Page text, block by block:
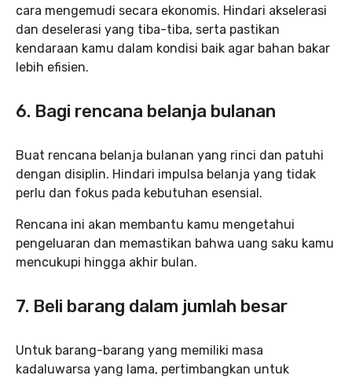
cara mengemudi secara ekonomis. Hindari akselerasi
dan deselerasi yang tiba-tiba, serta pastikan
kendaraan kamu dalam kondisi baik agar bahan bakar
lebih efisien.
6. Bagi rencana belanja bulanan
Buat rencana belanja bulanan yang rinci dan patuhi
dengan disiplin. Hindari impulsa belanja yang tidak
perlu dan fokus pada kebutuhan esensial.
Rencana ini akan membantu kamu mengetahui
pengeluaran dan memastikan bahwa uang saku kamu
mencukupi hingga akhir bulan.
7. Beli barang dalam jumlah besar
Untuk barang-barang yang memiliki masa
kadaluwarsa yang lama, pertimbangkan untuk